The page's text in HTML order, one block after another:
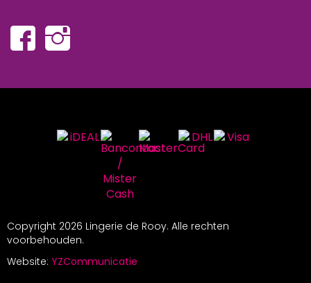
Copyright 2026 Lingerie de Rooy. Alle rechten
voorbehouden.
Website: YZCommunicatie